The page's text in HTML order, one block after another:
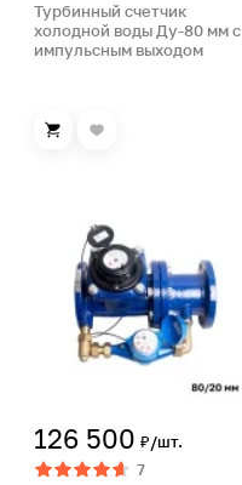
Турбинный счетчик
холодной воды Ду-80 мм с
импульсным выходом
126 500 ₽/шт.
7